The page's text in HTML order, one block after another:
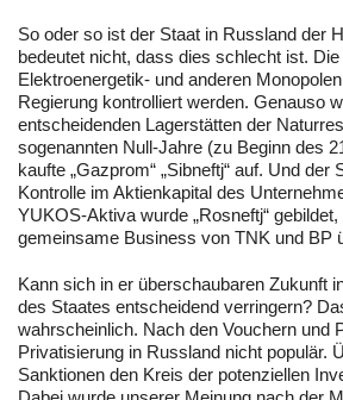
So oder so ist der Staat in Russland der
bedeutet nicht, dass dies schlecht ist.
Elektroenergetik- und anderen
Regierung kontrolliert werden. Genauso
entscheidenden Lagerstätten der
sogenannten Null-Jahre (zu Beginn des
kaufte „Gazprom“ „Sibneftj“ auf. Und der
Kontrolle im Aktienkapital des
YUKOS-Aktiva wurde „Rosneftj“
gemeinsame Business von TNK und BP
Kann sich in er überschaubaren Zukunft
des Staates entscheidend verringern?
wahrscheinlich. Nach den Vouchern und
Privatisierung in Russland nicht populär.
Sanktionen den Kreis der potenziellen